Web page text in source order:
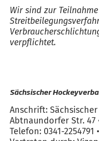
Wir sind zur
verpflichtet.
Sächsischer
Anschrift: Sächsischer
Abtnaundorfer Str. 47
Telefon: 0341-2254791